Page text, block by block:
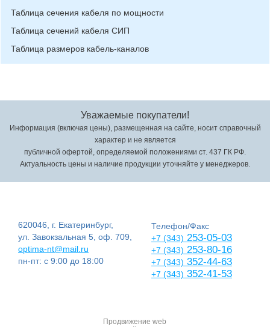
Таблица сечения кабеля по мощности
Таблица сечений кабеля СИП
Таблица размеров кабель-каналов
Уважаемые покупатели!
Информация (включая цены), размещенная на сайте, носит справочный
характер и не является
публичной офертой, определяемой положениями ст. 437 ГК РФ.
Актуальность цены и наличие продукции уточняйте у менеджеров.
620046, г. Екатеринбург,
ул. Завокзальная 5, оф. 709,
optima-nt@mail.ru
пн-пт: с 9:00 до 18:00
Телефон/Факс
+7 (343) 253-05-03
+7 (343) 253-80-16
+7 (343) 352-44-63
+7 (343) 352-41-53
Продвижение web